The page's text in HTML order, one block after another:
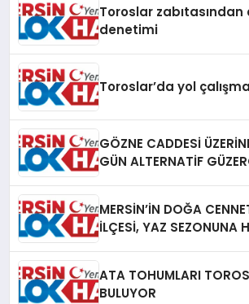
Toroslar
denetimi
Toroslar’da yol
GÖZNE CADDESİ
GÜN ALTERNATİF
MERSİN’İN DOĞA
İLÇESİ, YAZ SEZONUNA
ATA TOHUMLARI
BULUYOR